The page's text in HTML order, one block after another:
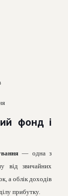
фонд і
— одна з
від звичайних
а облік доходів
прибутку.